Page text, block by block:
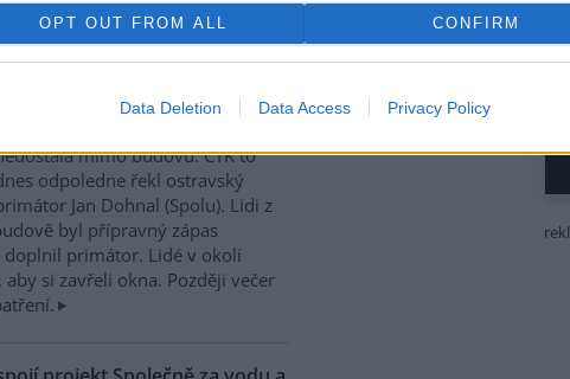
OPT OUT FROM ALL CONFIRM
Data Deletion Data Access Privacy Policy
evakuovali budovu
V ostravské multifunkční Ostravar
mimo budovu. ČTK to
odpoledne řekl ostravský
Jan Dohnal (Spolu). Lidi z
byl přípravný zápas
primátor. Lidé v okolí
si zavřeli okna. Později večer